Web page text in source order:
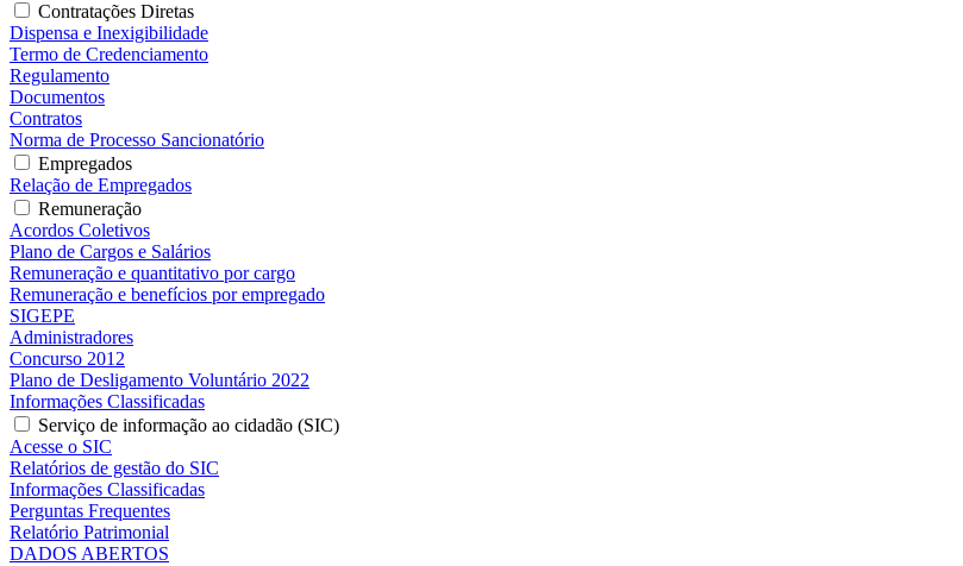
Contratações Diretas
Dispensa e Inexigibilidade
Termo de Credenciamento
Regulamento
Documentos
Contratos
Norma de Processo Sancionatório
Empregados
Relação de Empregados
Remuneração
Acordos Coletivos
Plano de Cargos e Salários
Remuneração e quantitativo por cargo
Remuneração e benefícios por empregado
SIGEPE
Administradores
Concurso 2012
Plano de Desligamento Voluntário 2022
Informações Classificadas
Serviço de informação ao cidadão (SIC)
Acesse o SIC
Relatórios de gestão do SIC
Informações Classificadas
Perguntas Frequentes
Relatório Patrimonial
DADOS ABERTOS